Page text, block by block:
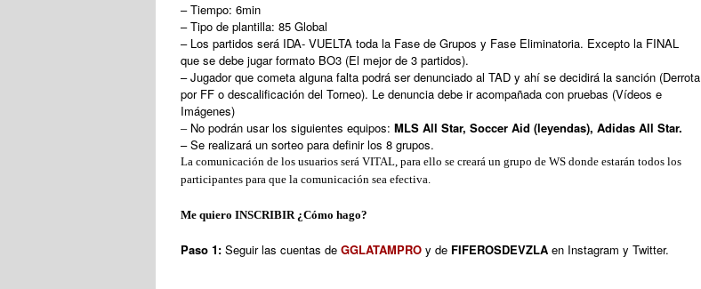
– Tiempo: 6min
– Tipo de plantilla: 85 Global
– Los partidos será IDA- VUELTA toda la Fase de Grupos y Fase Eliminatoria. Excepto la FINAL
que se debe jugar formato BO3 (El mejor de 3 partidos).
– Jugador que cometa alguna falta podrá ser denunciado al TAD y ahí se decidirá la sanción (Derrota
por FF o descalificación del Torneo). Le denuncia debe ir acompañada con pruebas (Vídeos e
Imágenes)
– No podrán usar los siguientes equipos: MLS All Star, Soccer Aid (leyendas), Adidas All Star.
– Se realizará un sorteo para definir los 8 grupos.
La comunicación de los usuarios será VITAL, para ello se creará un grupo de WS donde estarán todos los
participantes para que la comunicación sea efectiva.
Me quiero INSCRIBIR ¿Cómo hago?
Paso 1: Seguir las cuentas de GGLATAMPRO y de FIFEROSDEVZLA en Instagram y Twitter.